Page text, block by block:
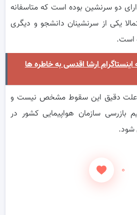
دو سرنشین بوده است که متاسفانه
یکی از سرنشینان دانشجو و دیگری
است.
ارشا اقدسی به خاطره ها
علت دقیق این سقوط مشخص نیست و
بازرسی سازمان هواپیمایی کشور در
شود.
۰